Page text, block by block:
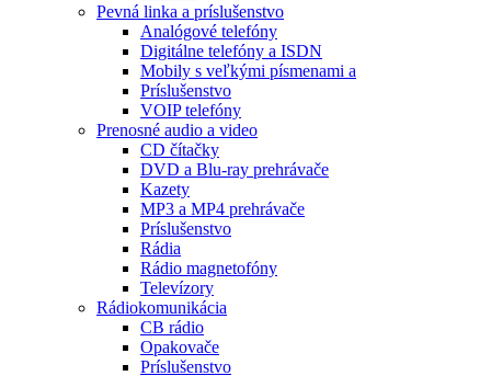
Pevná linka a príslušenstvo
Analógové telefóny
Digitálne telefóny a ISDN
Mobily s veľkými písmenami a
Príslušenstvo
VOIP telefóny
Prenosné audio a video
CD čítačky
DVD a Blu-ray prehrávače
Kazety
MP3 a MP4 prehrávače
Príslušenstvo
Rádia
Rádio magnetofóny
Televízory
Rádiokomunikácia
CB rádio
Opakovače
Príslušenstvo